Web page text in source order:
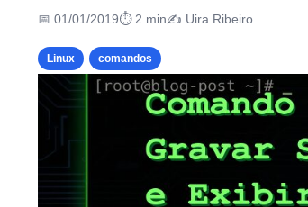
📅 01/01/2019⏱ 2 min✍️ Uira Ribeiro
Linux comandos